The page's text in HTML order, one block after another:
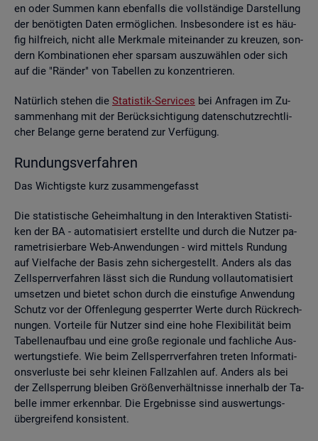
en oder Sum­men kann eben­falls die voll­stän­di­ge Dar­stel­lung
der be­nö­tig­ten Daten er­mög­li­chen. Ins­be­son­de­re ist es häu­
fig hilf­reich, nicht alle Merk­ma­le mit­ein­an­der zu kreu­zen, son­
dern Kom­bi­na­tio­nen eher spar­sam aus­zu­wäh­len oder sich
auf die "Rän­der" von Ta­bel­len zu kon­zen­trie­ren.
Na­tür­lich ste­hen die Sta­tis­tik-Ser­vices bei An­fra­gen im Zu­
sam­men­hang mit der Be­rück­sich­ti­gung da­ten­schutz­recht­li­
cher Be­lan­ge gerne be­ra­tend zur Ver­fü­gung.
Run­dungs­ver­fah­ren
Das Wich­tigs­te kurz zu­sam­men­ge­fasst
Die sta­tis­ti­sche Ge­heim­hal­tung in den In­ter­ak­ti­ven Sta­tis­ti­
ken der BA - au­to­ma­ti­siert er­stell­te und durch die Nut­zer pa­
ra­me­tri­sier­ba­re Web-An­wen­dun­gen - wird mit­tels Run­dung
auf Viel­fa­che der Basis zehn si­cher­ge­stellt. An­ders als das
Zell­sperr­ver­fah­ren lässt sich die Run­dung voll­au­to­ma­ti­siert
um­set­zen und bie­tet schon durch die ein­stu­fi­ge An­wen­dung
Schutz vor der Of­fen­le­gung ge­sperr­ter Werte durch Rück­rech­
nun­gen. Vor­tei­le für Nut­zer sind eine hohe Fle­xi­bi­li­tät beim
Ta­bel­len­auf­bau und eine große re­gio­na­le und fach­li­che Aus­
wer­tungs­tie­fe. Wie beim Zell­sperr­ver­fah­ren tre­ten In­for­ma­ti­
ons­ver­lus­te bei sehr klei­nen Fall­zah­len auf. An­ders als bei
der Zell­sper­rung blei­ben Grö­ßen­ver­hält­nis­se in­ner­halb der Ta­
bel­le immer er­kenn­bar. Die Er­geb­nis­se sind aus­wer­tungs­
über­grei­fend kon­sis­tent.